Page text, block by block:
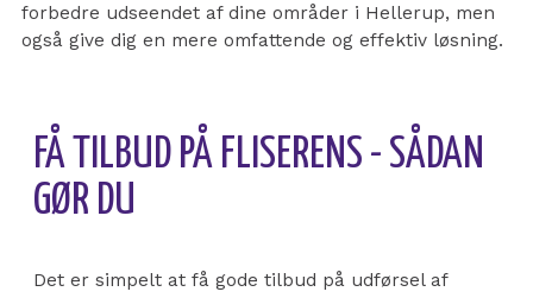
forbedre udseendet af dine områder i Hellerup, men
også give dig en mere omfattende og effektiv løsning.
FÅ TILBUD PÅ FLISERENS - SÅDAN
GØR DU
Det er simpelt at få gode tilbud på udførsel af